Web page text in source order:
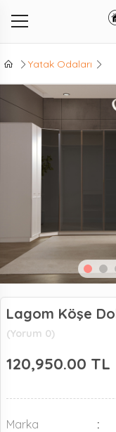
Yatak Odaları
Lagom Köşe
(Yorum 0)
120,950.00 TL
Marka